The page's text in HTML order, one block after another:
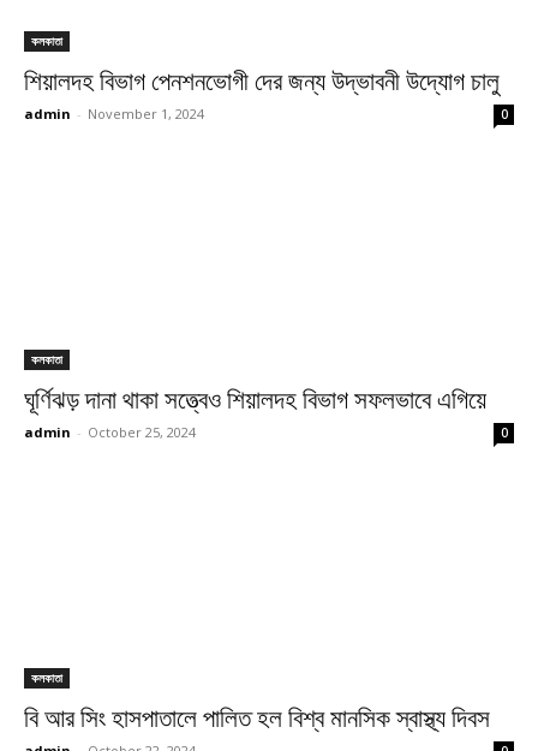
কলকাতা
শিয়ালদহ বিভাগ পেনশনভোগী দের জন্য উদ্ভাবনী উদ্যোগ চালু
admin - November 1, 2024 0
কলকাতা
ঘূর্ণিঝড় দানা থাকা সত্ত্বেও শিয়ালদহ বিভাগ সফলভাবে এগিয়ে
admin - October 25, 2024 0
কলকাতা
বি আর সিং হাসপাতালে পালিত হল বিশ্ব মানসিক স্বাস্থ্য দিবস